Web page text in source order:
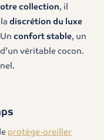
collection, il
discrétion du luxe
confort stable, un
véritable cocon.
protège-oreiller